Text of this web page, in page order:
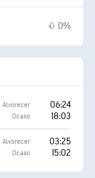
0%
Alvorecer 06:24
Ocaso 18:03
Alvorecer 03:25
Ocaso 15:02